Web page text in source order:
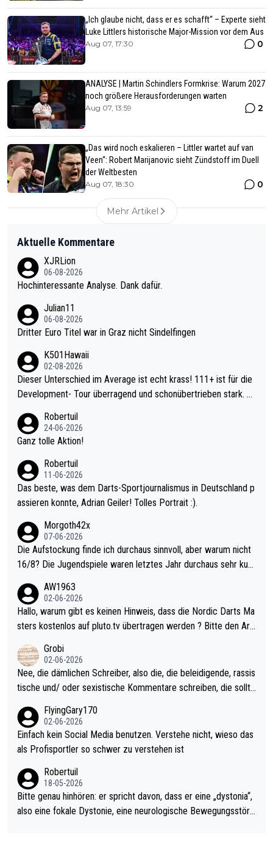
„Ich glaube nicht, dass er es schafft“ – Experte sieht
Luke Littlers historische Major-Mission vor dem Aus
Aug 07, 17:30 0
ANALYSE | Martin Schindlers Formkrise: Warum 2027
noch größere Herausforderungen warten
Aug 07, 13:59 2
„Das wird noch eskalieren – Littler wartet auf van
Veen“: Robert Marijanovic sieht Zündstoff im Duell
der Weltbesten
Aug 07, 18:30 0
Mehr Artikel
Aktuelle Kommentare
XJRLion
06-08-2026
Hochinteressante Analyse. Dank dafür.
Julian11
06-08-2026
Dritter Euro Titel war in Graz nicht Sindelfingen
K501Hawaii
02-08-2026
Dieser Unterschied im Average ist echt krass! 111+ ist für die
Development- Tour überragend und schonübertrieben stark. U
mal 40+ erst recht. Da gewinnst keinen Blumentopf - ist ja noc
h krasser wie ein Pokalspiel eines Kreisligisten vs einem Bund
Robertuil
24-06-2026
Ganz tolle Aktion!
Robertuil
11-06-2026
Das beste, was dem Darts-Sportjournalismus in Deutschland p
assieren konnte, Adrian Geiler! Tolles Portrait :).
Morgoth42x
07-06-2026
Die Aufstockung finde ich durchaus sinnvoll, aber warum nicht
16/8? Die Jugendspiele waren letztes Jahr durchaus sehr kurz
Allerdings ist Mitchell Lawrie als Nummer 1 der Welt eh qualifi
ziert. Somit ändert die automatische Qualifikation des Weltmei
sters erstmal nichts. Ich denke sie wollen damit für nächstes J
ohl wenig WDF Turniere spielen. Dies war bei Archie Self letzt
es Jahr der Fall. Er musste als amtierender Weltmeister durch
den Qualifier und ich glaube kaum, dass Mitchel sich das (in Ve
el hat.
AW1963
02-06-2026
Hallo, warum gibt es keinen Hinweis, dass die Nordic Darts Ma
sters kostenlos auf pluto.tv übertragen werden ? Bitte den Arti
Grobi
02-06-2026
Nee, die dämlichen Schreiber, also die, die beleidigende, rassis
tische und/ oder sexistische Kommentare schreiben, die sollte
s Leben in den Griff kriegen. Nur eins wundert mich: Luke Little
r war doch neulich erst derjenige, der über Social Media GvV p
rovoziert hat. Und Littlers Mutter schießt öfters mal gegen Ric
FlyingGary170
02-06-2026
Einfach kein Social Media benutzen. Verstehe nicht, wieso das
als Profisportler so schwer zu verstehen ist
Robertuil
18-05-2026
Bitte genau hinhören: er spricht davon, dass er eine „dystonia“,
also eine fokale Dystonie, eine neurologische Bewegungsstöru